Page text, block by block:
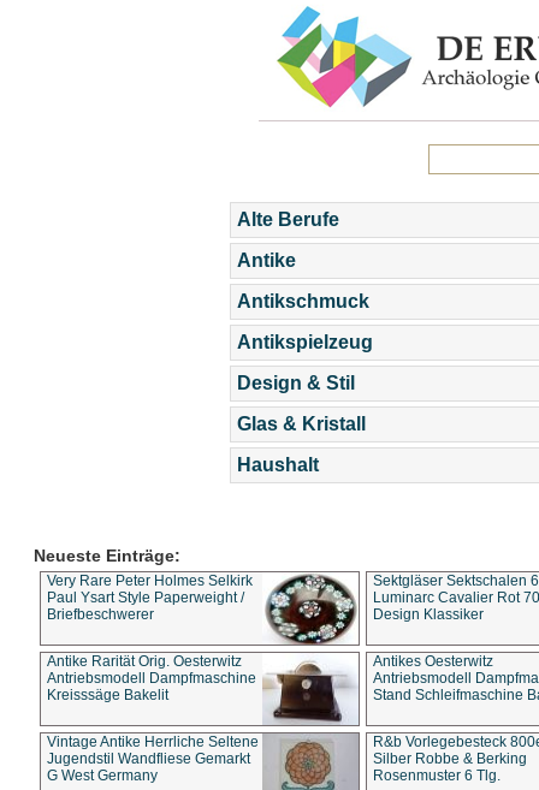
Alte Berufe
Antike
Antikschmuck
Antikspielzeug
Design & Stil
Glas & Kristall
Haushalt
Neueste Einträge:
Very Rare Peter Holmes Selkirk
Paul Ysart Style Paperweight /
Briefbeschwerer
Sektgläser Sektschalen
Luminarc Cavalier Rot
Design Klassiker
Antike Rarität Orig. Oesterwitz
Antriebsmodell Dampfmaschine
Kreisssäge Bakelit
Antikes Oesterwitz
Antriebsmodell
Stand Schleifmaschine
Vintage Antike Herrliche Seltene
Jugendstil Wandfliese Gemarkt
G West Germany
R&b Vorlegebesteck
Silber Robbe & Berking
Rosenmuster 6 Tlg.